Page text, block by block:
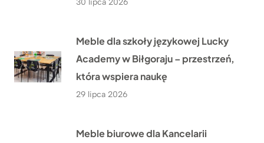
30 lipca 2026
Meble dla szkoły językowej Lucky
Academy w Biłgoraju – przestrzeń,
która wspiera naukę
29 lipca 2026
Meble biurowe dla Kancelarii